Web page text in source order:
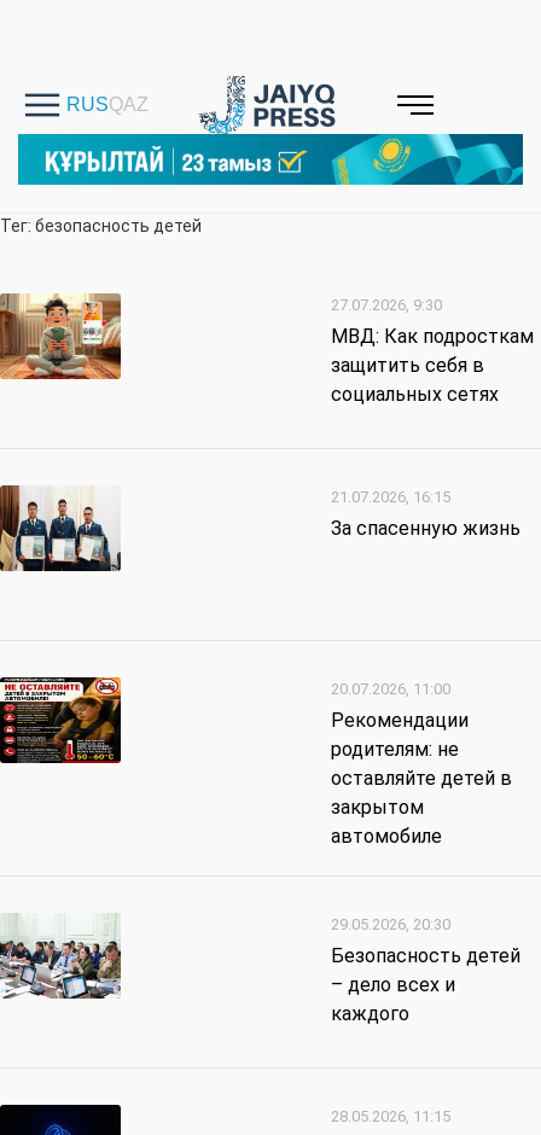
Тег: безопасность детей
27.07.2026, 9:30
МВД: Как подросткам
защитить себя в
социальных сетях
21.07.2026, 16:15
За спасенную жизнь
20.07.2026, 11:00
Рекомендации
родителям: не
оставляйте детей в
закрытом
автомобиле
29.05.2026, 20:30
Безопасность детей
– дело всех и
каждого
28.05.2026, 11:15